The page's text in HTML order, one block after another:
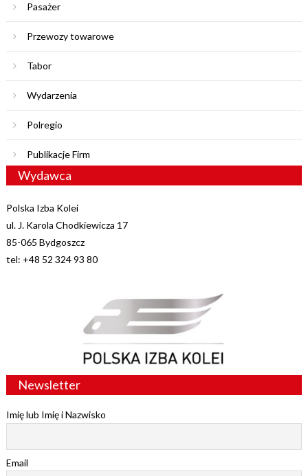
Pasażer
Przewozy towarowe
Tabor
Wydarzenia
Polregio
Publikacje Firm
Wydawca
Polska Izba Kolei
ul. J. Karola Chodkiewicza 17
85-065 Bydgoszcz
tel: +48 52 324 93 80
Newsletter
Imię lub Imię i Nazwisko
Email